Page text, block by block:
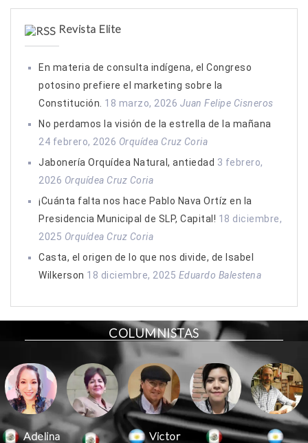
Revista Elite
En materia de consulta indígena, el Congreso
potosino prefiere el marketing sobre la
Constitución. 18 marzo, 2026 Juan Felipe Cisneros
No perdamos la visión de la estrella de la mañana
24 febrero, 2026 Orquídea Cruz Coria
Jabonería Orquídea Natural, antiedad 3 febrero,
2026 Orquídea Cruz Coria
¡Cuánta falta nos hace Pablo Nava Ortíz en la
Presidencia Municipal de SLP, Capital! 18 diciembre,
2025 Orquídea Cruz Coria
Casta, el origen de lo que nos divide, de Isabel
Wilkerson 18 diciembre, 2025 Eduardo Balestena
COLUMNISTAS
Adelina
Victor